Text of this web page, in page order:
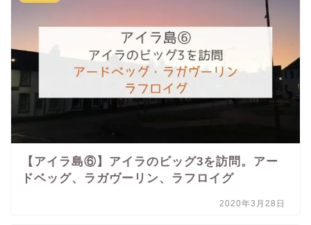
【アイラ島⑥】アイラのビッグ3を訪問。アー
ドベッグ、ラガヴーリン、ラフロイグ
2020年3月28日